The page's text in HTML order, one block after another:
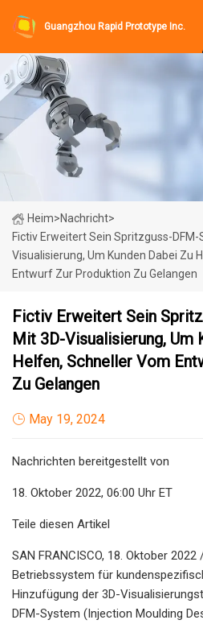
Guangzhou Rapid Prototype Inc.
Heim>Nachricht>
Fictiv Erweitert Sein Spritzguss-
Visualisierung, Um Kunden Dabei Zu
Entwurf Zur Produktion Zu Gelangen
Fictiv Erweitert Sein
Mit 3D-Visualisierung, Um
Helfen, Schneller Vom
Zu Gelangen
May 19, 2024
Nachrichten bereitgestellt von
18. Oktober 2022, 06:00 Uhr ET
Teile diesen Artikel
SAN FRANCISCO, 18. Oktober
Betriebssystem für
Hinzufügung der 3D-
DFM-System (Injection Moulding